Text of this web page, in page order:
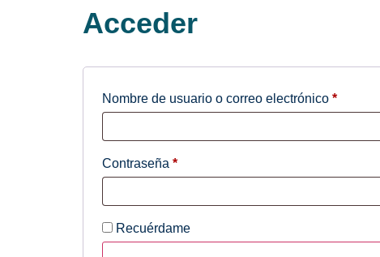
Acceder
Nombre de usuario o correo electrónico *
Contraseña *
Recuérdame